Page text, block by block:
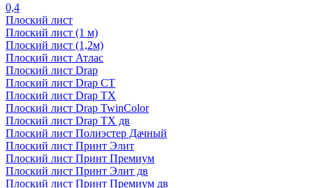
0,4
Плоский лист
Плоский лист (1 м)
Плоский лист (1,2м)
Плоский лист Атлас
Плоский лист Drap
Плоский лист Drap СТ
Плоский лист Drap TX
Плоский лист Drap TwinColor
Плоский лист Drap ТХ дв
Плоский лист Полиэстер Дачный
Плоский лист Принт Элит
Плоский лист Принт Премиум
Плоский лист Принт Элит дв
Плоский лист Принт Премиум дв